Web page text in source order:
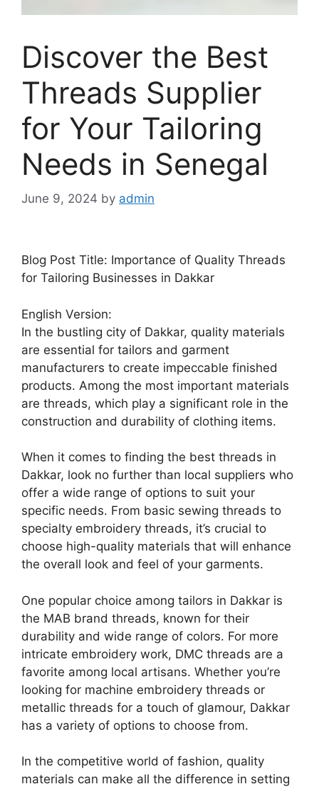
Discover the Best
Threads Supplier
for Your Tailoring
Needs in Senegal
June 9, 2024 by admin
Blog Post Title: Importance of Quality Threads
for Tailoring Businesses in Dakkar
English Version:
In the bustling city of Dakkar, quality materials
are essential for tailors and garment
manufacturers to create impeccable finished
products. Among the most important materials
are threads, which play a significant role in the
construction and durability of clothing items.
When it comes to finding the best threads in
Dakkar, look no further than local suppliers who
offer a wide range of options to suit your
specific needs. From basic sewing threads to
specialty embroidery threads, it’s crucial to
choose high-quality materials that will enhance
the overall look and feel of your garments.
One popular choice among tailors in Dakkar is
the MAB brand threads, known for their
durability and wide range of colors. For more
intricate embroidery work, DMC threads are a
favorite among local artisans. Whether you’re
looking for machine embroidery threads or
metallic threads for a touch of glamour, Dakkar
has a variety of options to choose from.
In the competitive world of fashion, quality
materials can make all the difference in setting